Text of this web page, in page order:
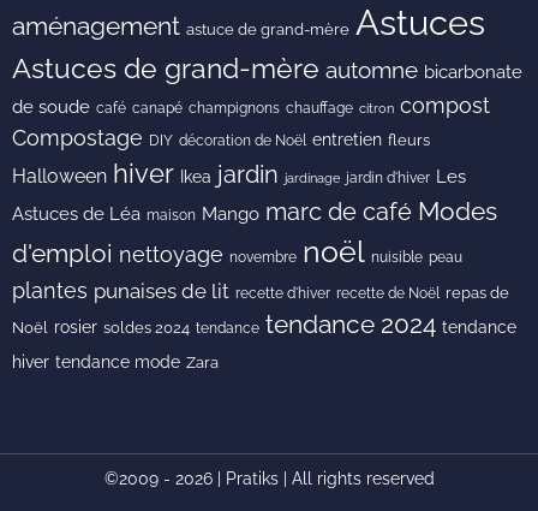
aménagement astuce de grand-mère Astuces
Astuces de grand-mère automne bicarbonate
de soude café canapé champignons chauffage citron compost
Compostage DIY décoration de Noël entretien fleurs
Halloween hiver Ikea jardin jardinage jardin d'hiver Les
Astuces de Léa maison Mango marc de café Modes
d'emploi nettoyage novembre noël nuisible peau
plantes punaises de lit recette d'hiver recette de Noël repas de
Noël rosier soldes 2024 tendance tendance 2024 tendance
hiver tendance mode Zara
©2009 - 2026 | Pratiks | All rights reserved